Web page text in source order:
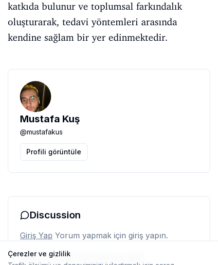
katkıda bulunur ve toplumsal farkındalık
oluşturarak, tedavi yöntemleri arasında
kendine sağlam bir yer edinmektedir.
Mustafa Kuş
@mustafakus
Profili görüntüle
Discussion
Giriş Yap Yorum yapmak için giriş yapın.
Henüz yorum yok. İlk yorumu siz yapın.
Çerezler ve gizlilik